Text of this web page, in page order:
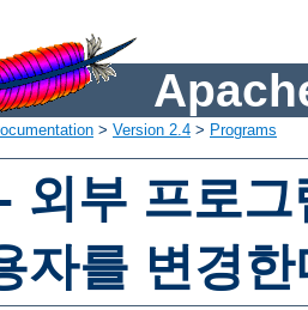
> Version 2.4 > Programs
외부 프로
자를 변경한